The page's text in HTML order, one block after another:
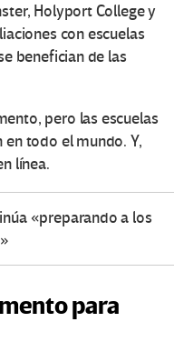
Holyport College y
con escuelas
benefician de las
pero las escuelas
en todo el mundo. Y,
línea.
«preparando a los
para